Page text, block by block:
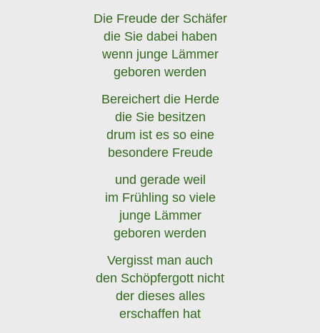
Die Freude der Schäfer
die Sie dabei haben
wenn junge Lämmer
geboren werden
Bereichert die Herde
die Sie besitzen
drum ist es so eine
besondere Freude
und gerade weil
im Frühling so viele
junge Lämmer
geboren werden
Vergisst man auch
den Schöpfergott nicht
der dieses alles
erschaffen hat